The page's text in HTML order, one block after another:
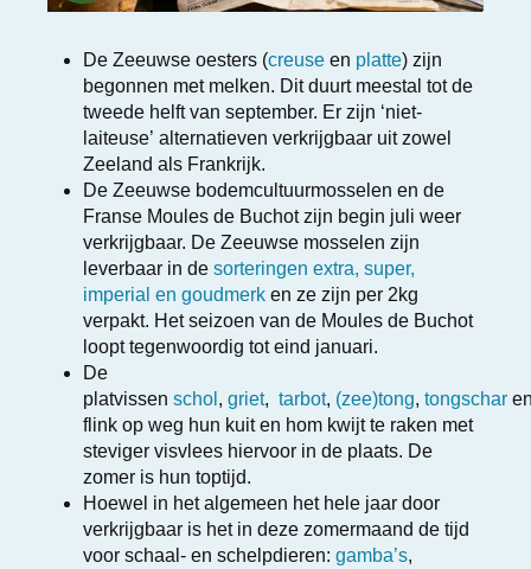
De Zeeuwse oesters (creuse en platte) zijn
begonnen met melken. Dit duurt meestal tot de
tweede helft van september. Er zijn ‘niet-
laiteuse’ alternatieven verkrijgbaar uit zowel
Zeeland als Frankrijk.
De Zeeuwse bodemcultuurmosselen en de
Franse Moules de Buchot zijn begin juli weer
verkrijgbaar. De Zeeuwse mosselen zijn
leverbaar in de sorteringen extra, super,
imperial en goudmerk en ze zijn per 2kg
verpakt. Het seizoen van de Moules de Buchot
loopt tegenwoordig tot eind januari.
De
platvissen schol , griet, tarbot, (zee)tong, tongschar
flink op weg hun kuit en hom kwijt te raken met
steviger visvlees hiervoor in de plaats. De
zomer is hun toptijd.
Hoewel in het algemeen het hele jaar door
verkrijgbaar is het in deze zomermaand de tijd
voor schaal- en schelpdieren: gamba’s,